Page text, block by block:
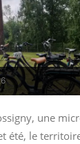
une
été, le